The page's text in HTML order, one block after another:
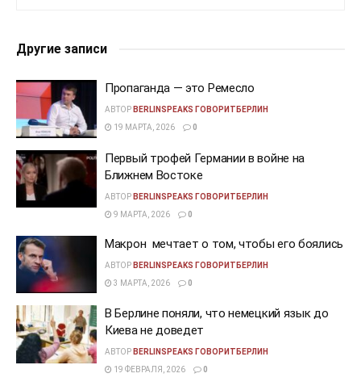
Другие записи
Пропаганда — это Ремесло
АВТОР BERLINSPEAKS ГОВОРИТБЕРЛИН
19 МАРТА, 2026
0
Первый трофей Германии в войне на
Ближнем Востоке
АВТОР BERLINSPEAKS ГОВОРИТБЕРЛИН
9 МАРТА, 2026
0
Макрон мечтает о том, чтобы его боялись
АВТОР BERLINSPEAKS ГОВОРИТБЕРЛИН
3 МАРТА, 2026
0
В Берлине поняли, что немецкий язык до
Киева не доведет
АВТОР BERLINSPEAKS ГОВОРИТБЕРЛИН
19 ФЕВРАЛЯ, 2026
0